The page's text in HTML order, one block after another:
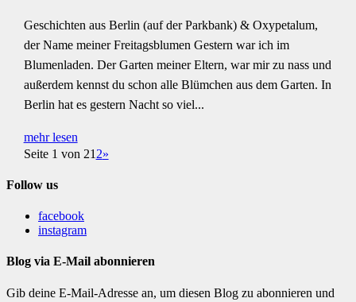
Geschichten aus Berlin (auf der Parkbank) & Oxypetalum,
der Name meiner Freitagsblumen Gestern war ich im
Blumenladen. Der Garten meiner Eltern, war mir zu nass und
außerdem kennst du schon alle Blümchen aus dem Garten. In
Berlin hat es gestern Nacht so viel...
mehr lesen
Seite 1 von 21 2»
Follow us
facebook
instagram
Blog via E-Mail abonnieren
Gib deine E-Mail-Adresse an, um diesen Blog zu abonnieren und